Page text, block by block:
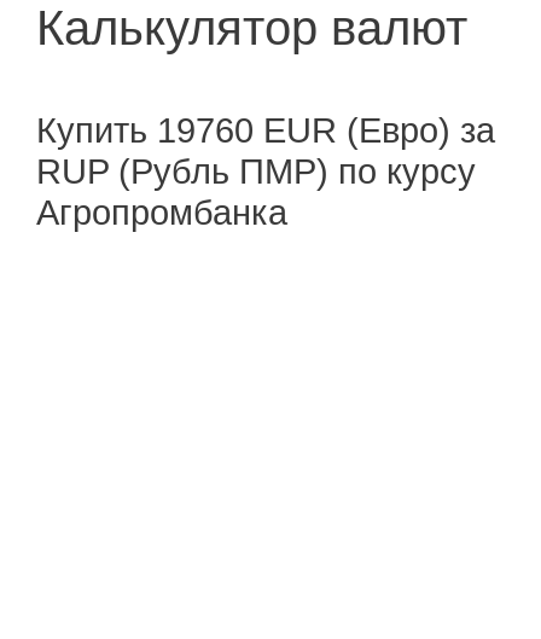
Калькулятор валют
Купить 19760 EUR (Евро) за
RUP (Рубль ПМР) по курсу
Агропромбанка